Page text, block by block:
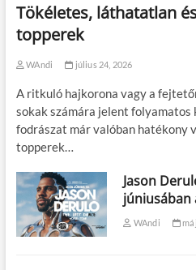
Tökéletes, láthatatlan
topperek
WAndi július 24, 2026
A ritkuló hajkorona vagy a
sokak számára jelent folyamatos
fodrászat már valóban hatékony
topperek…
Jason
júniusában
WAndi